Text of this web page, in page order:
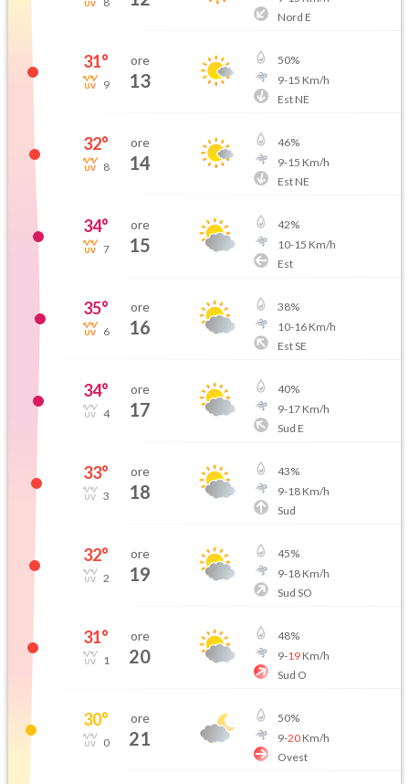
Nord E
31°
9
ore
13
50%
9-15 Km/h
Est NE
32°
8
ore
14
46%
9-15 Km/h
Est NE
34°
7
ore
15
42%
10-15 Km/h
Est
35°
6
ore
16
38%
10-16Km/h
Est SE
34°
4
ore
17
40%
9-17Km/h
Sud E
33°
3
ore
18
43%
9-18Km/h
Sud
32°
2
ore
19
45%
9-18Km/h
Sud SO
31°
1
ore
20
48%
9-19Km/h
Sud O
30°
0
ore
21
50%
9-20Km/h
Ovest